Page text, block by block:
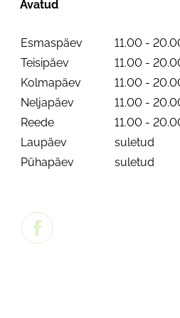
Avatud
Esmaspäev
Teisipäev
Kolmapäev
Neljapäev
Reede
Laupäev
Pühapäev
11.00 -
11.00 -
11.00 -
11.00 -
11.00 -
suletud
suletud